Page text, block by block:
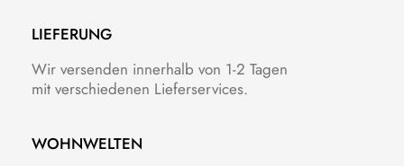
LIEFERUNG
Wir versenden innerhalb von 1-2 Tagen
mit verschiedenen Lieferservices.
WOHNWELTEN